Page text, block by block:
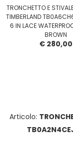
TRONCHETTO E
TIMBERLAND
6 IN LACE
BROWN
€ 280,00
Articolo: